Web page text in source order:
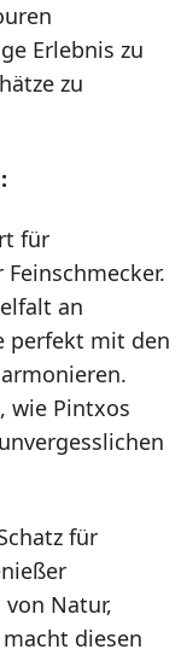
Erlebnis zu
zu
für
an
perfekt mit den
wie Pintxos
für
Natur,
diesen